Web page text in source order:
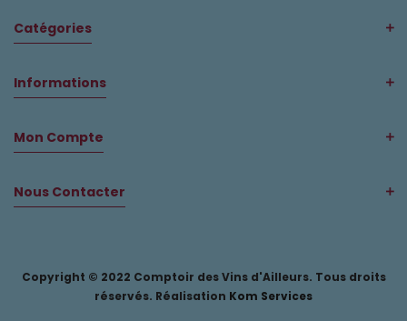
Catégories
Informations
Mon Compte
Nous Contacter
Copyright © 2022 Comptoir des Vins d'Ailleurs. Tous droits
réservés. Réalisation Kom Services